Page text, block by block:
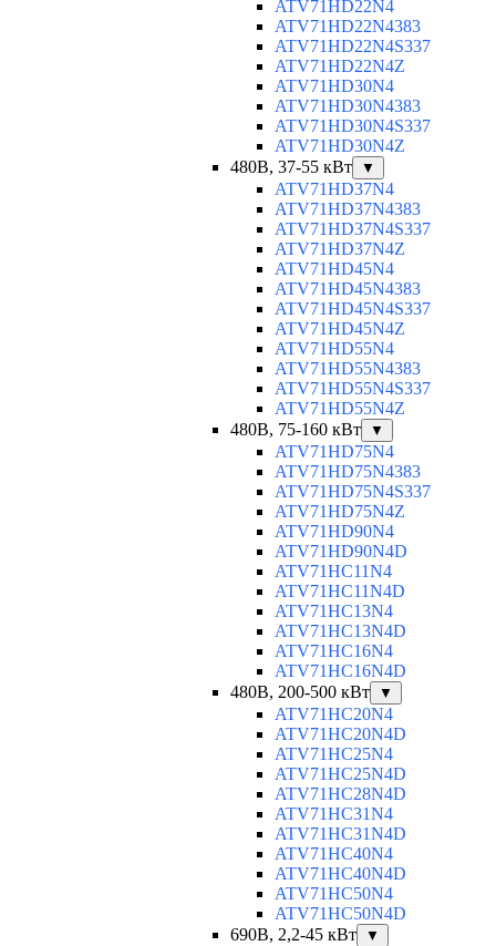
ATV71HD22N4
ATV71HD22N4383
ATV71HD22N4S337
ATV71HD22N4Z
ATV71HD30N4
ATV71HD30N4383
ATV71HD30N4S337
ATV71HD30N4Z
480В, 37-55 кВт
▼
ATV71HD37N4
ATV71HD37N4383
ATV71HD37N4S337
ATV71HD37N4Z
ATV71HD45N4
ATV71HD45N4383
ATV71HD45N4S337
ATV71HD45N4Z
ATV71HD55N4
ATV71HD55N4383
ATV71HD55N4S337
ATV71HD55N4Z
480В, 75-160 кВт
▼
ATV71HD75N4
ATV71HD75N4383
ATV71HD75N4S337
ATV71HD75N4Z
ATV71HD90N4
ATV71HD90N4D
ATV71HC11N4
ATV71HC11N4D
ATV71HC13N4
ATV71HC13N4D
ATV71HC16N4
ATV71HC16N4D
480В, 200-500 кВт
▼
ATV71HC20N4
ATV71HC20N4D
ATV71HC25N4
ATV71HC25N4D
ATV71HC28N4D
ATV71HC31N4
ATV71HC31N4D
ATV71HC40N4
ATV71HC40N4D
ATV71HC50N4
ATV71HC50N4D
690В, 2,2-45 кВт
▼